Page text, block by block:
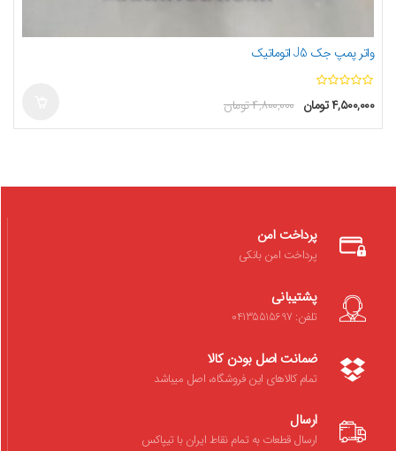
واتر پمپ جک J5 اتوماتیک
۴,۸۰۰,۰۰۰تومان ۴,۵۰۰,۰۰۰تومان
پرداخت امن
پرداخت امن بانکی
پشتیبانی
تلفن: 04135515697
ضمانت اصل بودن کالا
تمام کالاهای این فروشگاه، اصل میباشد
ارسال
ارسال قطعات به تمام نقاط ایران با تیپاکس